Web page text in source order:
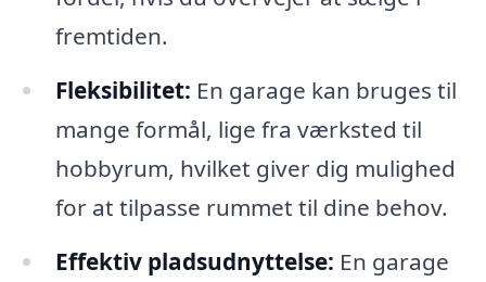
fremtiden.
Fleksibilitet: En garage kan bruges til
mange formål, lige fra værksted til
hobbyrum, hvilket giver dig mulighed
for at tilpasse rummet til dine behov.
Effektiv pladsudnyttelse: En garage